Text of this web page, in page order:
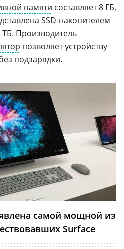
памяти составляет 8 ГБ,
SSD-накопителем
Производитель
позволяет устройству
подзарядки.
самой мощной из
Surface